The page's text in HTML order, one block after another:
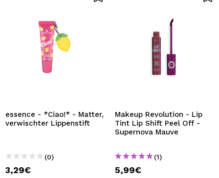
essence - *Ciao!* - Matter,
verwischter Lippenstift
(0)
3,29€
Makeup Revolution - Lip
Tint Lip Shift Peel Off -
Supernova Mauve
(1)
5,99€